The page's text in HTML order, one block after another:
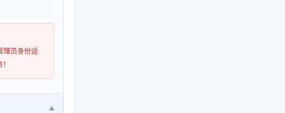
理员身份运
▼